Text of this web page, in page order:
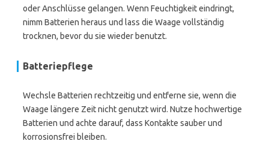
oder Anschlüsse gelangen. Wenn Feuchtigkeit eindringt,
nimm Batterien heraus und lass die Waage vollständig
trocknen, bevor du sie wieder benutzt.
Batteriepflege
Wechsle Batterien rechtzeitig und entferne sie, wenn die
Waage längere Zeit nicht genutzt wird. Nutze hochwertige
Batterien und achte darauf, dass Kontakte sauber und
korrosionsfrei bleiben.